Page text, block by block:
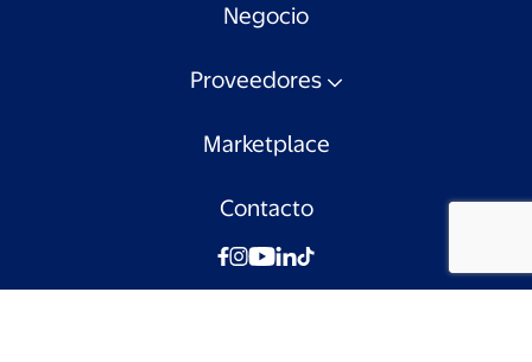
Negocio
Proveedores
Marketplace
Contacto